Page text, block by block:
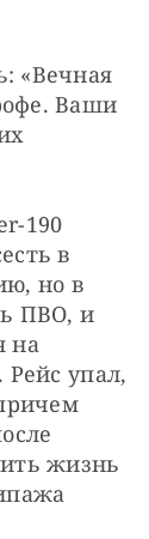
«Вечная
Ваши
190
в
но в
ПВО, и
на
Рейс упал,
жизнь